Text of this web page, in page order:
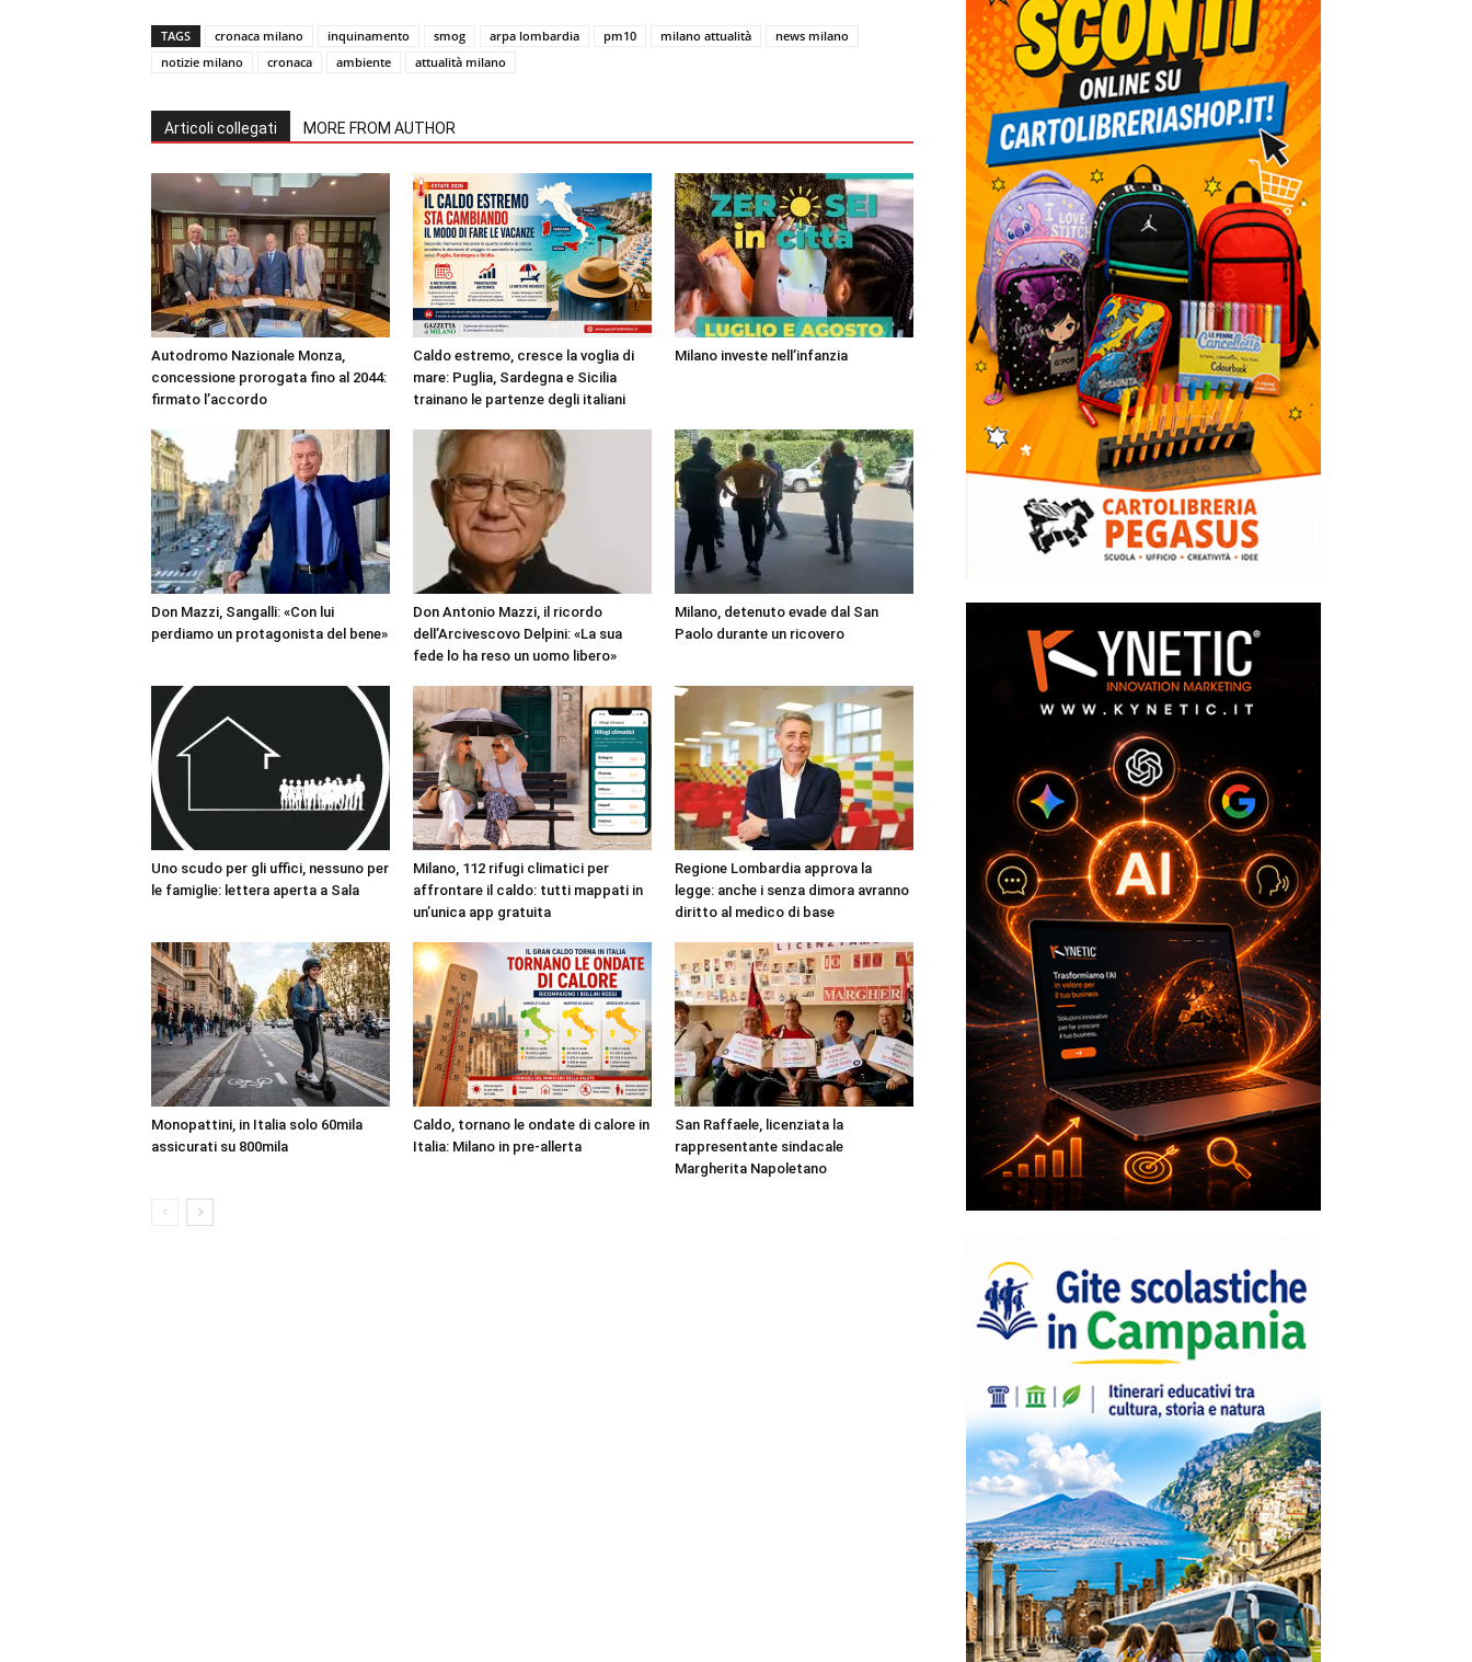
TAGS cronaca milano inquinamento smog arpa lombardia pm10 milano attualità
news milano
notizie milano
cronaca ambiente attualità milano
Articoli collegati MORE FROM AUTHOR
Autodromo Nazionale Monza,
concessione prorogata fino al 2044:
firmato l’accordo
Caldo estremo, cresce la voglia di
mare: Puglia, Sardegna e Sicilia
trainano le partenze degli italiani
Milano investe nell’infanzia
Don Mazzi, Sangalli: «Con lui
perdiamo un protagonista del bene»
Don Antonio Mazzi, il ricordo
dell’Arcivescovo Delpini: «La sua
fede lo ha reso un uomo libero»
Milano, detenuto evade dal San
Paolo durante un ricovero
Uno scudo per gli uffici, nessuno per
le famiglie: lettera aperta a Sala
Milano, 112 rifugi climatici per
affrontare il caldo: tutti mappati in
un’unica app gratuita
Regione Lombardia approva la
legge: anche i senza dimora avranno
diritto al medico di base
Monopattini, in Italia solo 60mila
assicurati su 800mila
Caldo, tornano le ondate di calore in
Italia: Milano in pre-allerta
San Raffaele, licenziata la
rappresentante sindacale
Margherita Napoletano